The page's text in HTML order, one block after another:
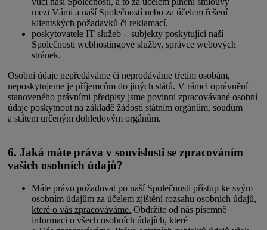
mezi Vámi a naší Společností nebo za účelem řešení
klientských požadavků či reklamací,
poskytovatele IT služeb - subjekty poskytující naší
Společnosti webhostingové služby, správce webových
stránek.
Osobní údaje nepředáváme či neprodáváme třetím osobám,
neposkytujeme je příjemcům do jiných států. V rámci oprávnění
stanoveného právními předpisy jsme povinni zpracovávané osobní
údaje poskytnout na základě žádosti státním orgánům, soudům
a státem určeným dohledovým orgánům.
6. Jaká máte práva v souvislosti se zpracováním
vašich osobních údajů?
Máte právo požadovat po naší Společnosti přístup ke svým
osobním údajům za účelem zjištění rozsahu osobních údajů,
které o vás zpracováváme. Obdržíte od nás písemně
informaci o všech osobních údajích, které